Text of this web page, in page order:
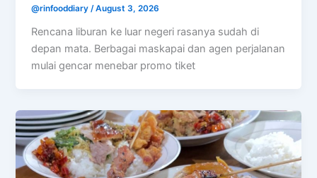
@rinfooddiary /August 3, 2026
Rencana liburan ke luar negeri rasanya sudah di
depan mata. Berbagai maskapai dan agen perjalanan
mulai gencar menebar promo tiket